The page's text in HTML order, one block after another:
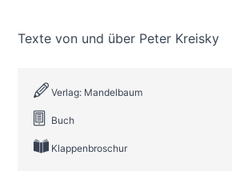
Texte von und über Peter Kreisky
Verlag: Mandelbaum
Buch
Klappenbroschur